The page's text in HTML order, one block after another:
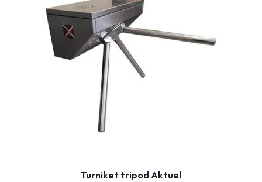
Turniket tripod Aktuel